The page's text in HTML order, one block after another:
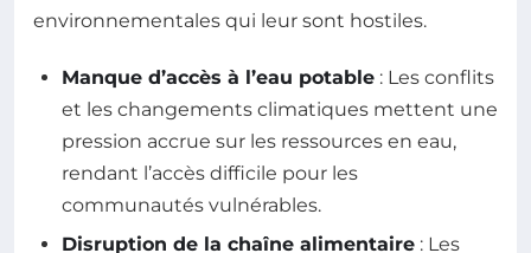
environnementales qui leur sont hostiles.
Manque d’accès à l’eau potable : Les conflits
et les changements climatiques mettent une
pression accrue sur les ressources en eau,
rendant l’accès difficile pour les
communautés vulnérables.
Disruption de la chaîne alimentaire : Les